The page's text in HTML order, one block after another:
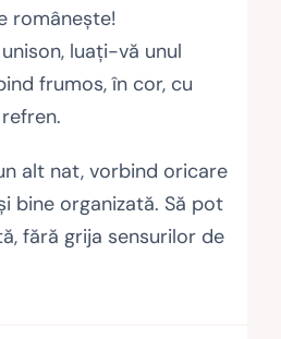
româneşte!
luaţi-vă unul
frumos, în cor, cu
alt nat, vorbind oricare
bine organizată. Să pot
fără grija sensurilor de